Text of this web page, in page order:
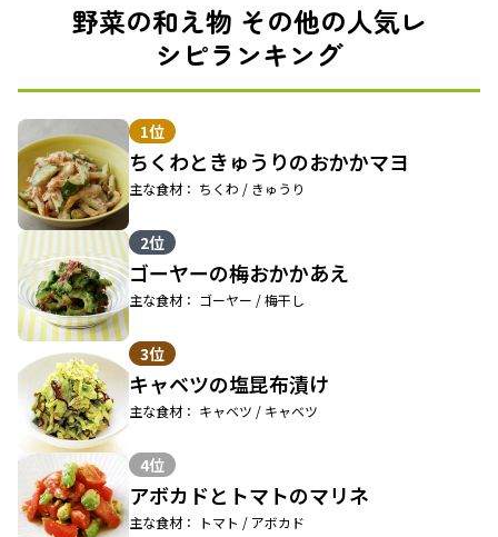
野菜の和え物 その他の人気レ
シピランキング
1位
ちくわときゅうりのおかかマヨ
主な食材： ちくわ / きゅうり
2位
ゴーヤーの梅おかかあえ
主な食材： ゴーヤー / 梅干し
3位
キャベツの塩昆布漬け
主な食材： キャベツ / キャベツ
4位
アボカドとトマトのマリネ
主な食材： トマト / アボカド